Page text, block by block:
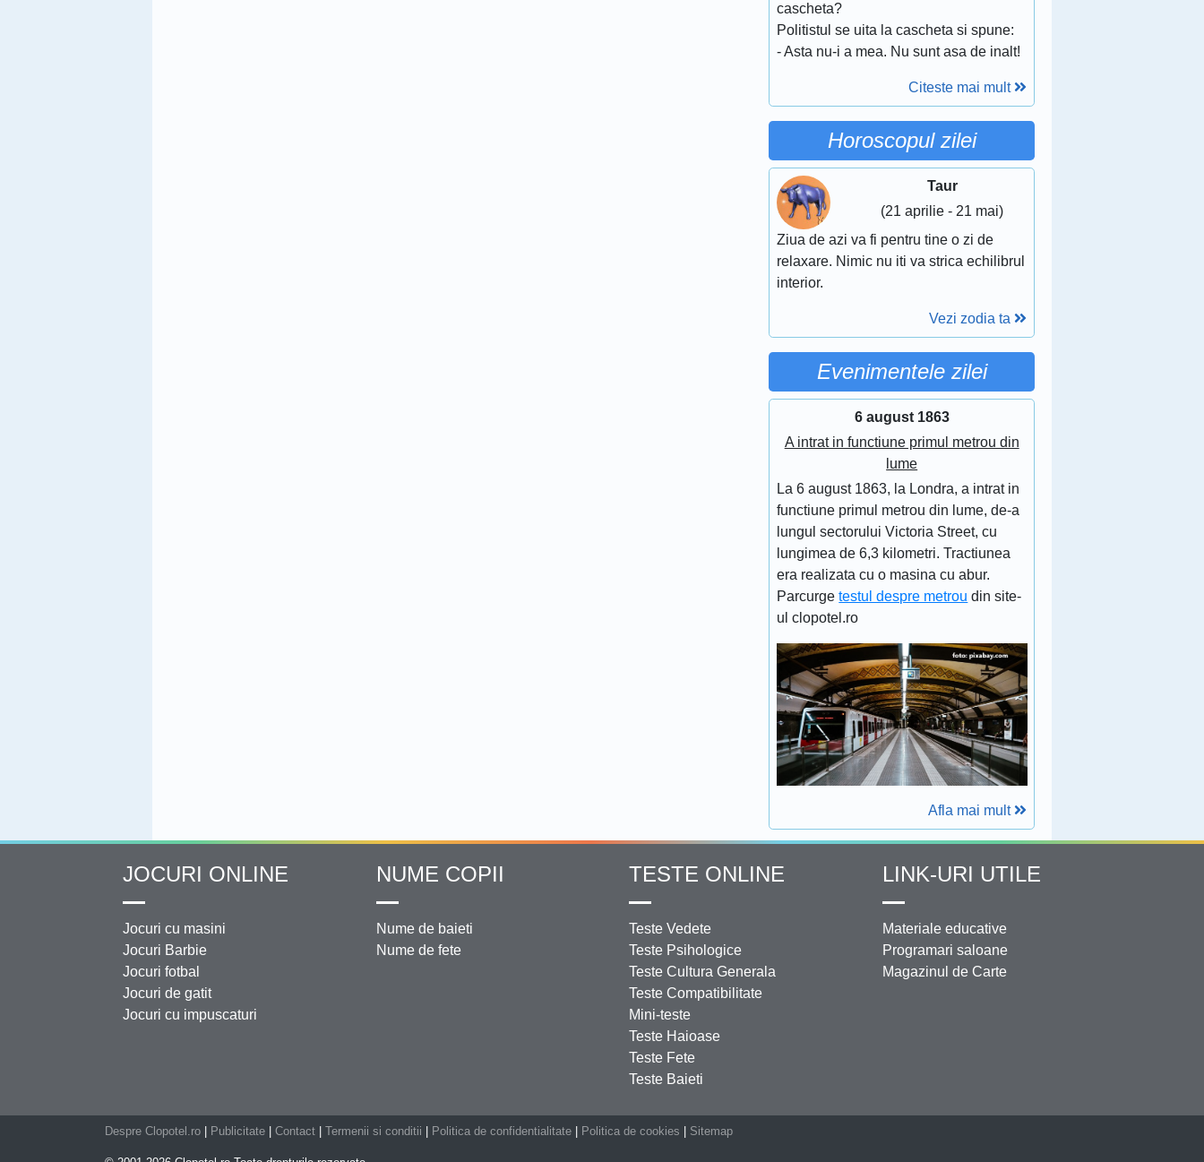
cascheta?
Politistul se uita la cascheta si spune:
- Asta nu-i a mea. Nu sunt asa de inalt!
Citeste mai mult
Horoscopul zilei
Taur
(21 aprilie - 21 mai)
Ziua de azi va fi pentru tine o zi de
relaxare. Nimic nu iti va strica echilibrul
interior.
Vezi zodia ta
Evenimentele zilei
6 august 1863
A intrat in functiune primul metrou din
lume
La 6 august 1863, la Londra, a intrat in
functiune primul metrou din lume, de-a
lungul sectorului Victoria Street, cu
lungimea de 6,3 kilometri. Tractiunea
era realizata cu o masina cu abur.
Parcurgetestul despre metrou din site-
ul clopotel.ro
Afla mai mult
JOCURI ONLINE
Jocuri cu masini
Jocuri Barbie
Jocuri fotbal
Jocuri de gatit
Jocuri cu impuscaturi
NUME COPII
Nume de baieti
Nume de fete
TESTE ONLINE
Teste Vedete
Teste Psihologice
Teste Cultura Generala
Teste Compatibilitate
Mini-teste
Teste Haioase
Teste Fete
Teste Baieti
LINK-URI UTILE
Materiale educative
Programari saloane
Magazinul de Carte
Despre Clopotel.ro Publicitate Contact Termenii si conditii Politica de confidentialitate Politica de cookies Sitemap